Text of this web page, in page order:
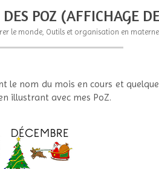
POZ (AFFICHAGE
le monde, Outils et organisation en
le nom du mois en cours et
illustrant avec mes PoZ.